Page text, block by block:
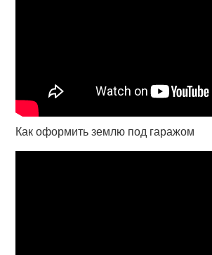
Как оформить землю под гаражом